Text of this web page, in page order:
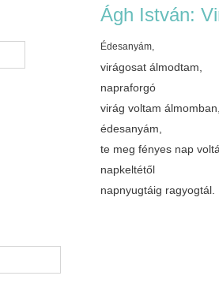
Ágh István:
Édesanyám,
virágosat álmodtam,
napraforgó
virág voltam álmomban,
édesanyám,
te meg fényes nap
napkeltétől
napnyugtáig ragyogtál.